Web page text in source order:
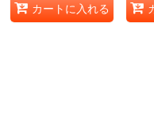
カートに入れる